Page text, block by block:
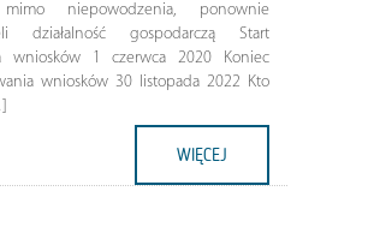
niepowodzenia, ponownie
działalność gospodarczą Start
wniosków 1 czerwca 2020 Koniec
wniosków 30 listopada 2022 Kto
WIĘCEJ